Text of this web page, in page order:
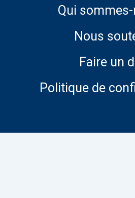
Qui
Nous
Faire un
Politique de